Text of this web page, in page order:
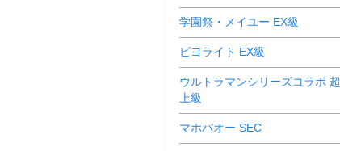
学園祭・メイユー EX級
ピヨライト EX級
ウルトラマンシリーズコラボ 超
上級
マホバオー SEC